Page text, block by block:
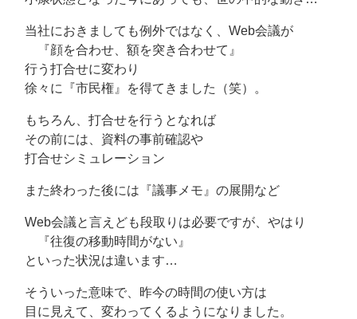
当社におきましても例外ではなく、Web会議が
『顔を合わせ、額を突き合わせて』
行う打合せに変わり
徐々に『市民権』を得てきました（笑）。
もちろん、打合せを行うとなれば
その前には、資料の事前確認や
打合せシミュレーション
また終わった後には『議事メモ』の展開など
Web会議と言えども段取りは必要ですが、やはり
『往復の移動時間がない』
といった状況は違います…
そういった意味で、昨今の時間の使い方は
目に見えて、変わってくるようになりました。